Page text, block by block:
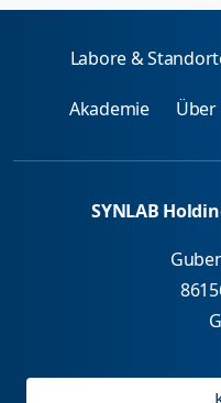
Labore &
Akademie Über
SYNLAB